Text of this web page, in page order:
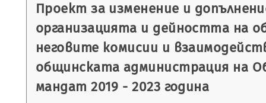
Проект за изменение и
организацията и дейността на
неговите комисии и
общинската администрация на
мандат 2019 - 2023 година